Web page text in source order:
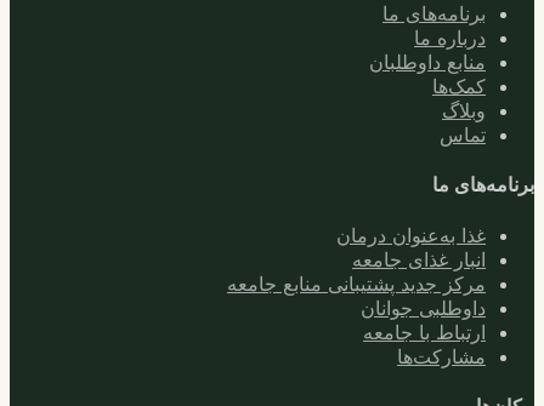
برنامه‌های ما
درباره ما
منابع داوطلبان
کمک‌ها
وبلاگ
تماس
برنامه‌های ما
غذا به‌عنوان درمان
انبار غذای جامعه
مرکز جدید پشتیبانی منابع جامعه
داوطلبی جوانان
ارتباط با جامعه
مشارکت‌ها